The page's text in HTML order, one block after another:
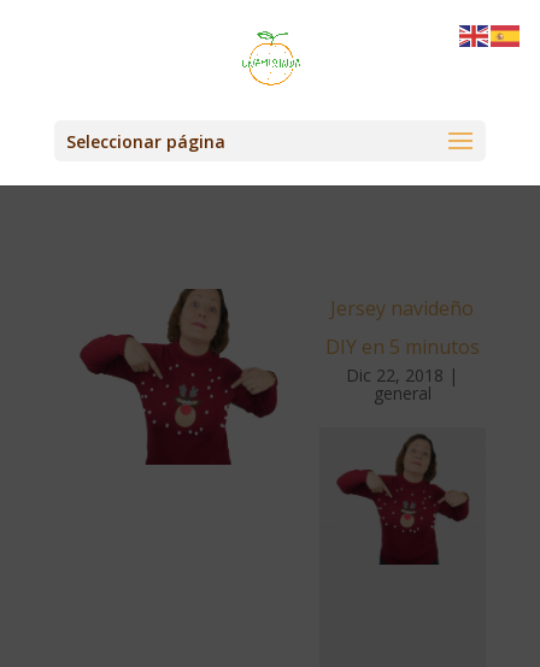
Seleccionar página
Jersey navideño
DIY en 5 minutos
Dic 22, 2018 |
general